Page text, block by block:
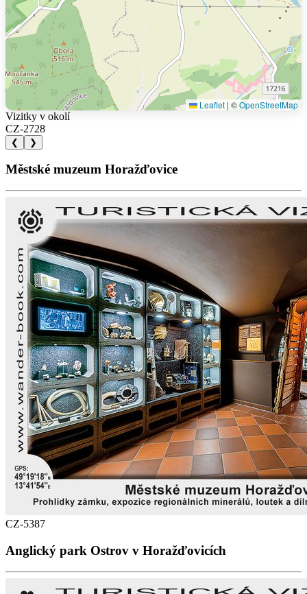
Leaflet | ©OpenStreetMap
Vizitky v okolí
CZ-2728
❮ ❯
Městské muzeum Horažďovice
CZ-5387
Anglický park Ostrov v Horažďovicích